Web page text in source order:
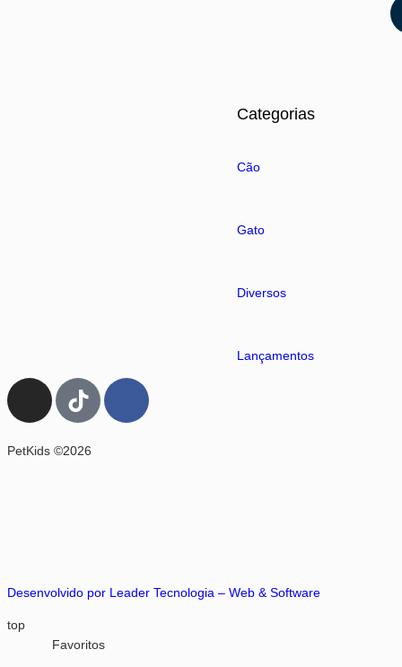
Categorias
Cão
Gato
Diversos
Lançamentos
PetKids ©2026
Desenvolvido por Leader Tecnologia – Web & Software
top
Favoritos